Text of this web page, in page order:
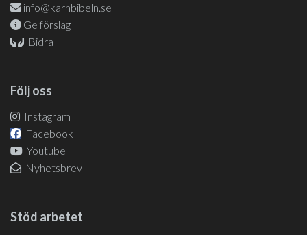
info@karnbibeln.se
Ge förslag
Bidra
Följ oss
Instagram
Facebook
Youtube
Nyhetsbrev
Stöd arbetet